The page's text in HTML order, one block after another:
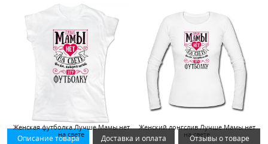
Женская футболка Лучше Мамы нет
на свете
Женский лонгслив Лучше Мамы нет
на свете
Описание товара Доставка и оплата Отзывы о товаре